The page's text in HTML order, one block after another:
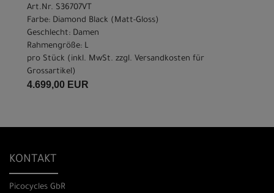
Art.Nr. S36707VT
Farbe: Diamond Black (Matt-Gloss)
Geschlecht: Damen
Rahmengröße: L
pro Stück (inkl. MwSt. zzgl. Versandkosten für
Grossartikel )
4.699,00 EUR
KONTAKT
Picocycles GbR